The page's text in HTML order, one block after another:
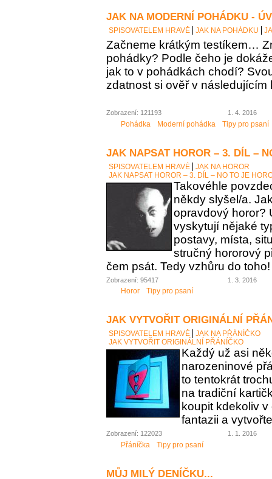
JAK NA MODERNÍ POHÁDKU -
SPISOVATELEM HRAVĚ JAK NA POHÁDKU
Začneme krátkým testíkem…
pohádky? Podle čeho je
jak to v pohádkách chodí?
zdatnost si ověř v následujícím
Zobrazení: 121193 1. 4. 2016
Pohádka Moderní pohádka Tipy pro psaní
JAK NAPSAT HOROR – 3. DÍL –
SPISOVATELEM HRAVĚ
JAK NA HOROR
JAK NAPSAT HOROR – 3. DÍL – NO TO JE
Takovéhle
někdy slyšel/a.
opravdový horor?
vyskytují nějaké
postavy, místa,
stručný hororový
čem psát. Tedy vzhůru do toho!
Zobrazení: 95417 1. 3. 2016
Horor Tipy pro psaní
JAK VYTVOŘIT ORIGINÁLNÍ
SPISOVATELEM HRAVĚ
JAK NA PŘÁNÍČKO
JAK VYTVOŘIT ORIGINÁLNÍ PŘÁNÍČKO
Každý už asi
narozeninové
to tentokrát
na tradiční
koupit kdekoliv
fantazii a
Zobrazení: 122023 1. 1. 2016
Přáníčka Tipy pro psaní
MŮJ MILÝ DENÍČKU...